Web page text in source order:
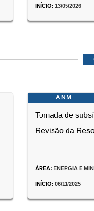
INÍCIO: 13/05/2026
ANM
Tomada de
Revisão da
ÁREA: ENERGIA E
INÍCIO: 06/11/2025